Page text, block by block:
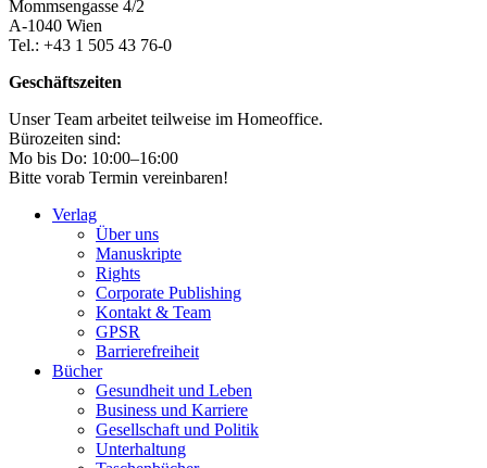
Mommsengasse 4/2
A-1040 Wien
Tel.: +43 1 505 43 76-0
Geschäftszeiten
Unser Team arbeitet teilweise im Homeoffice.
Bürozeiten sind:
Mo bis Do: 10:00–16:00
Bitte vorab Termin vereinbaren!
Verlag
Über uns
Manuskripte
Rights
Corporate Publishing
Kontakt & Team
GPSR
Barrierefreiheit
Bücher
Gesundheit und Leben
Business und Karriere
Gesellschaft und Politik
Unterhaltung